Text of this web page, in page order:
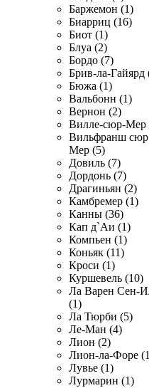
Баржемон (1)
Биарриц (16)
Биот (1)
Блуа (2)
Бордо (7)
Брив-ла-Гайярд
Бюжа (1)
Вальбонн (1)
Вернон (2)
Вилле-сюр-Мер
Вильфранш сюр
Мер (5)
Довиль (7)
Дордонь (7)
Драгиньян (2)
Камбремер (1)
Канны (36)
Кап д`Аи (1)
Компьен (1)
Коньяк (11)
Кроси (1)
Куршевель (10)
Ла Варен Сен-
(1)
Ла Тюрби (5)
Ле-Ман (4)
Лион (2)
Лион-ла-Форе
Лувье (1)
Лурмарин (1)